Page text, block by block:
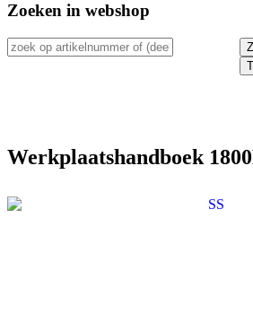
Zoeken in webshop
Werkplaatshandboek